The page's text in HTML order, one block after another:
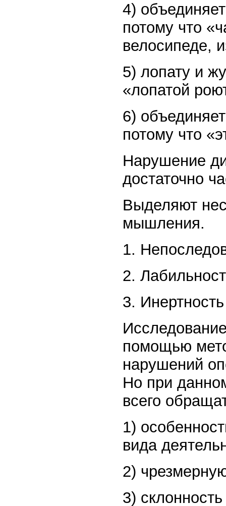
4)
потому что
велосипеде,
5) лопату и
«лопатой
6)
потому что
Нарушение
достаточно
Выделяют
мышления.
1.
2.
3.
помощью
нарушений
Но при
всего
1)
вида
2)
3)